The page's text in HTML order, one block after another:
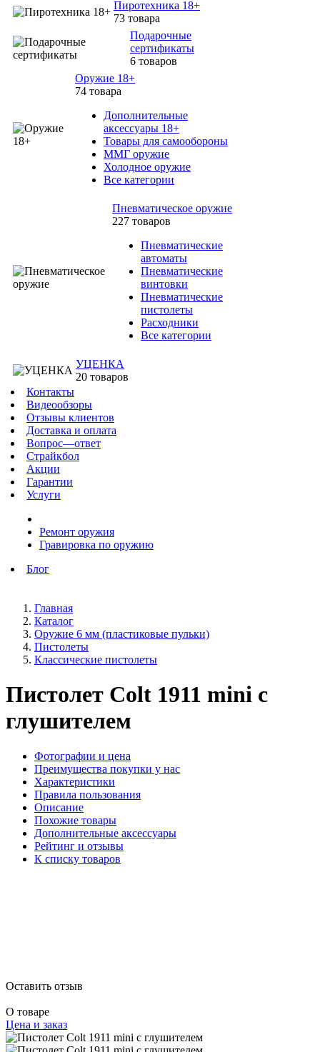
Пиротехника 18+
73 товара
Подарочные
сертификаты
6 товаров
Оружие 18+
74 товара
Дополнительные
аксессуары 18+
Товары для самообороны
ММГ оружие
Холодное оружие
Все категории
Пневматическое оружие
227 товаров
Пневматические
автоматы
Пневматические
винтовки
Пневматические
пистолеты
Расходники
Все категории
УЦЕНКА
20 товаров
Контакты
Видеообзоры
Отзывы клиентов
Доставка и оплата
Вопрос—ответ
Страйкбол
Акции
Гарантии
Услуги
Ремонт оружия
Гравировка по оружию
Блог
Главная
Каталог
Оружие 6 мм (пластиковые пульки)
Пистолеты
Классические пистолеты
Пистолет Colt 1911 mini с
глушителем
Фотографии и цена
Преимущества покупки у нас
Характеристики
Правила пользования
Описание
Похожие товары
Дополнительные аксессуары
Рейтинг и отзывы
К списку товаров
Оставить отзыв
О товаре
Цена и заказ